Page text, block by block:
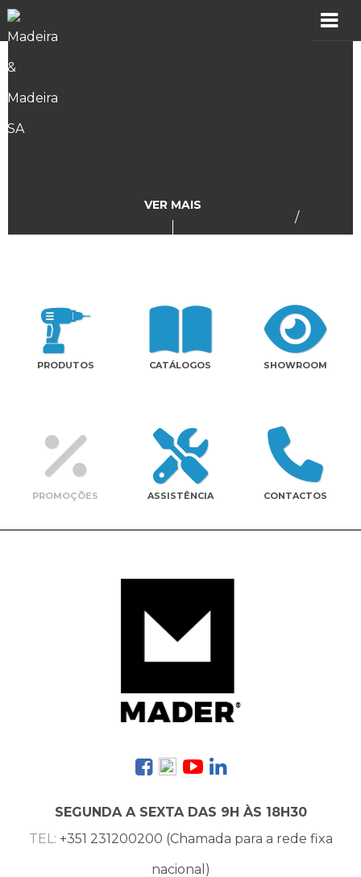
Assistência
Contactos
/
VER MAIS
PRODUTOS CATÁLOGOS SHOWROOM
PROMOÇÕES ASSISTÊNCIA CONTACTOS
SEGUNDA A SEXTA DAS 9H ÀS 18H30
TEL: +351 231200200 (Chamada para a rede fixa
nacional)